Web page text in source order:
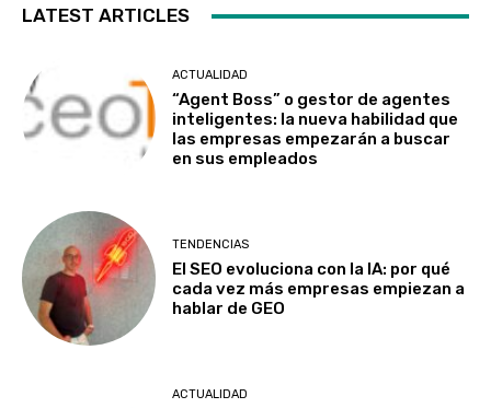
LATEST ARTICLES
ACTUALIDAD
“Agent Boss” o gestor de agentes
inteligentes: la nueva habilidad que
las empresas empezarán a buscar
en sus empleados
TENDENCIAS
El SEO evoluciona con la IA: por qué
cada vez más empresas empiezan a
hablar de GEO
ACTUALIDAD